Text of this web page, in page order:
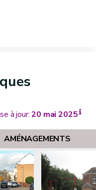
à jour:20 mai 2025
AMÉNAGEMENTS